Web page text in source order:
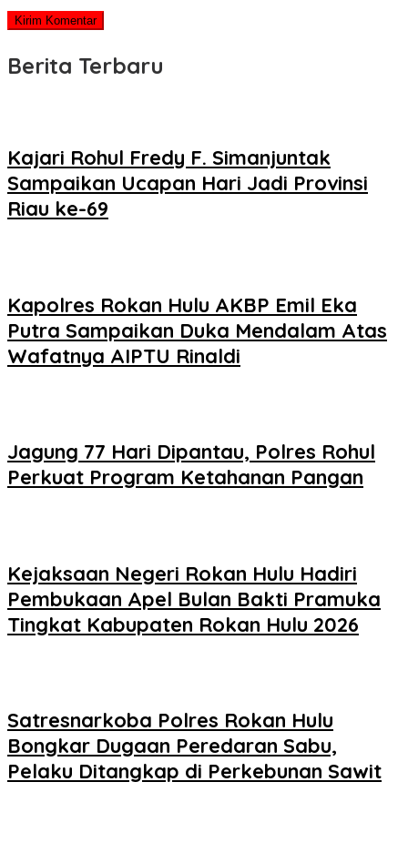
Berita Terbaru
Kajari Rohul Fredy F. Simanjuntak
Sampaikan Ucapan Hari Jadi Provinsi
Riau ke-69
Kapolres Rokan Hulu AKBP Emil Eka
Putra Sampaikan Duka Mendalam Atas
Wafatnya AIPTU Rinaldi
Jagung 77 Hari Dipantau, Polres Rohul
Perkuat Program Ketahanan Pangan
Kejaksaan Negeri Rokan Hulu Hadiri
Pembukaan Apel Bulan Bakti Pramuka
Tingkat Kabupaten Rokan Hulu 2026
Satresnarkoba Polres Rokan Hulu
Bongkar Dugaan Peredaran Sabu,
Pelaku Ditangkap di Perkebunan Sawit